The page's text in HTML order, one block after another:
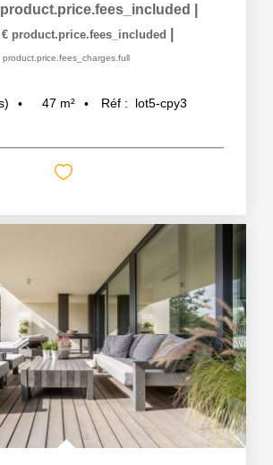
product.price.fees_included
product.price.fees_included
product.price.fees_charges.full
47 m² Réf : lot5-cpy3